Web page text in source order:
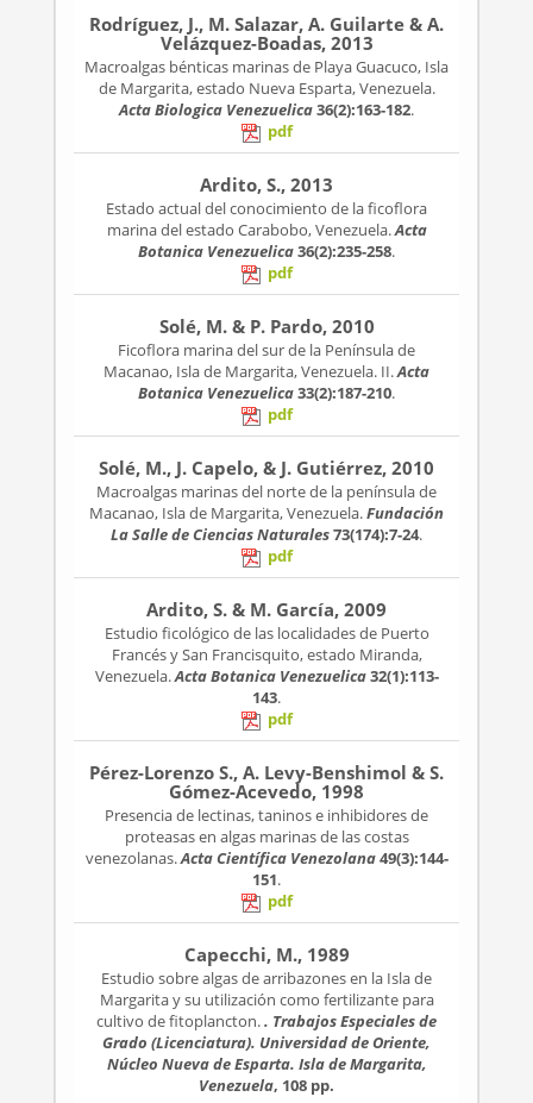
Rodríguez, J., M. Salazar, A. Guilarte & A.
Velázquez-Boadas, 2013
Macroalgas bénticas marinas de Playa Guacuco, Isla
de Margarita, estado Nueva Esparta, Venezuela.
Acta Biologica Venezuelica36(2):163-182.
pdf
Ardito, S., 2013
Estado actual del conocimiento de la ficoflora
marina del estado Carabobo, Venezuela.Acta
Botanica Venezuelica36(2):235-258.
pdf
Solé, M. & P. Pardo, 2010
Ficoflora marina del sur de la Península de
Macanao, Isla de Margarita, Venezuela. II.Acta
Botanica Venezuelica33(2):187-210.
pdf
Solé, M., J. Capelo, & J. Gutiérrez, 2010
Macroalgas marinas del norte de la península de
Macanao, Isla de Margarita, Venezuela.Fundación
La Salle de Ciencias Naturales73(174):7-24.
pdf
Ardito, S. & M. García, 2009
Estudio ficológico de las localidades de Puerto
Francés y San Francisquito, estado Miranda,
Venezuela.Acta Botanica Venezuelica32(1):113-
143.
pdf
Pérez-Lorenzo S., A. Levy-Benshimol & S.
Gómez-Acevedo, 1998
Presencia de lectinas, taninos e inhibidores de
proteasas en algas marinas de las costas
venezolanas.Acta Científica Venezolana49(3):144-
151.
pdf
Capecchi, M., 1989
Estudio sobre algas de arribazones en la Isla de
Margarita y su utilización como fertilizante para
cultivo de fitoplancton.. Trabajos Especiales de
Grado (Licenciatura). Universidad de Oriente,
Núcleo Nueva de Esparta. Isla de Margarita,
Venezuela, 108 pp.